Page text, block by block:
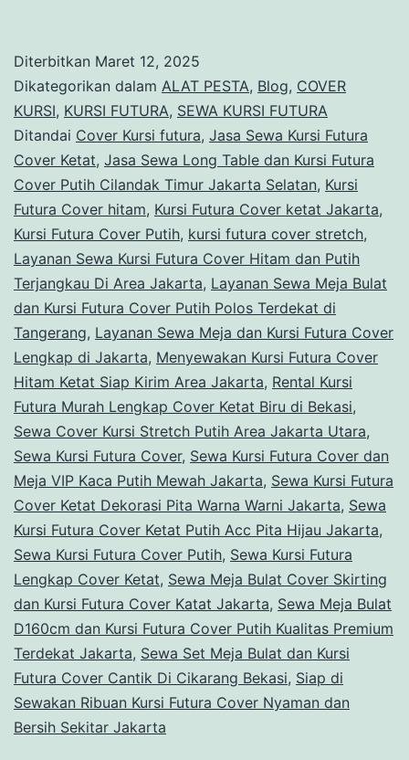
Stretch
Putih
Area
Jakarta
Utara
Diterbitkan Maret 12, 2025
Dikategorikan dalam ALAT PESTA, Blog, COVER
KURSI, KURSI FUTURA, SEWA KURSI FUTURA
Ditandai Cover Kursi futura, Jasa Sewa Kursi Futura
Cover Ketat, Jasa Sewa Long Table dan Kursi Futura
Cover Putih Cilandak Timur Jakarta Selatan, Kursi
Futura Cover hitam, Kursi Futura Cover ketat Jakarta,
Kursi Futura Cover Putih, kursi futura cover stretch,
Layanan Sewa Kursi Futura Cover Hitam dan Putih
Terjangkau Di Area Jakarta, Layanan Sewa Meja Bulat
dan Kursi Futura Cover Putih Polos Terdekat di
Tangerang, Layanan Sewa Meja dan Kursi Futura Cover
Lengkap di Jakarta, Menyewakan Kursi Futura Cover
Hitam Ketat Siap Kirim Area Jakarta, Rental Kursi
Futura Murah Lengkap Cover Ketat Biru di Bekasi,
Sewa Cover Kursi Stretch Putih Area Jakarta Utara,
Sewa Kursi Futura Cover, Sewa Kursi Futura Cover dan
Meja VIP Kaca Putih Mewah Jakarta, Sewa Kursi Futura
Cover Ketat Dekorasi Pita Warna Warni Jakarta, Sewa
Kursi Futura Cover Ketat Putih Acc Pita Hijau Jakarta,
Sewa Kursi Futura Cover Putih, Sewa Kursi Futura
Lengkap Cover Ketat, Sewa Meja Bulat Cover Skirting
dan Kursi Futura Cover Katat Jakarta, Sewa Meja Bulat
D160cm dan Kursi Futura Cover Putih Kualitas Premium
Terdekat Jakarta, Sewa Set Meja Bulat dan Kursi
Futura Cover Cantik Di Cikarang Bekasi, Siap di
Sewakan Ribuan Kursi Futura Cover Nyaman dan
Bersih Sekitar Jakarta